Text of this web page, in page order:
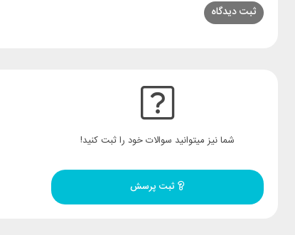
شما نیز میتوانید سوالات خود را ثبت کنید!
ثبت پرسش